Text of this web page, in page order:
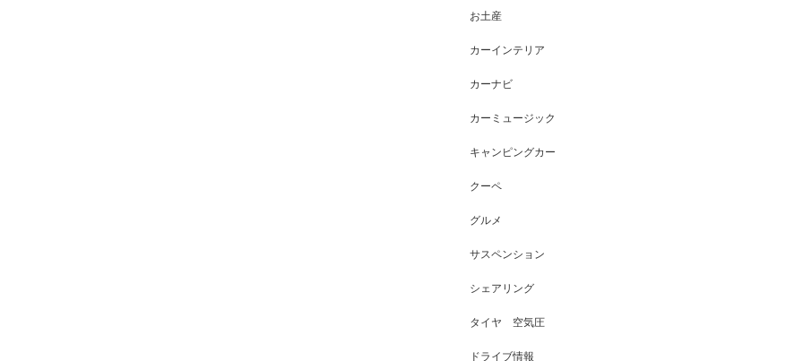
お土産
カーインテリア
カーナビ
カーミュージック
キャンピングカー
クーペ
グルメ
サスペンション
シェアリング
タイヤ 空気圧
ドライブ情報